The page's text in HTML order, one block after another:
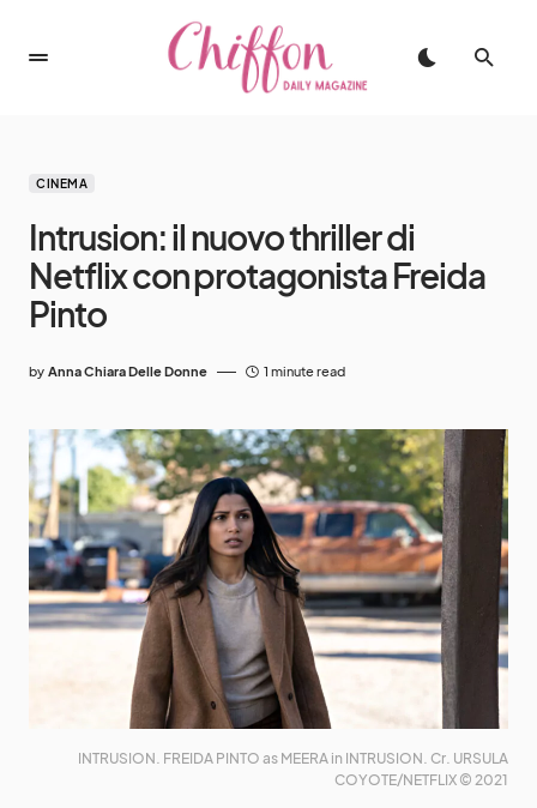
CINEMA
Intrusion: il nuovo thriller di
Netflix con protagonista Freida
Pinto
by Anna Chiara Delle Donne 1 minute read
INTRUSION. FREIDA PINTO as MEERA in INTRUSION. Cr. URSULA
COYOTE/NETFLIX © 2021